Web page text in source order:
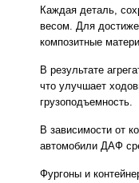
Каждая деталь,
весом. Для
композитные
В результате
что улучшает
грузоподъемность.
В зависимости от
автомобили ДАФ
Фургоны и